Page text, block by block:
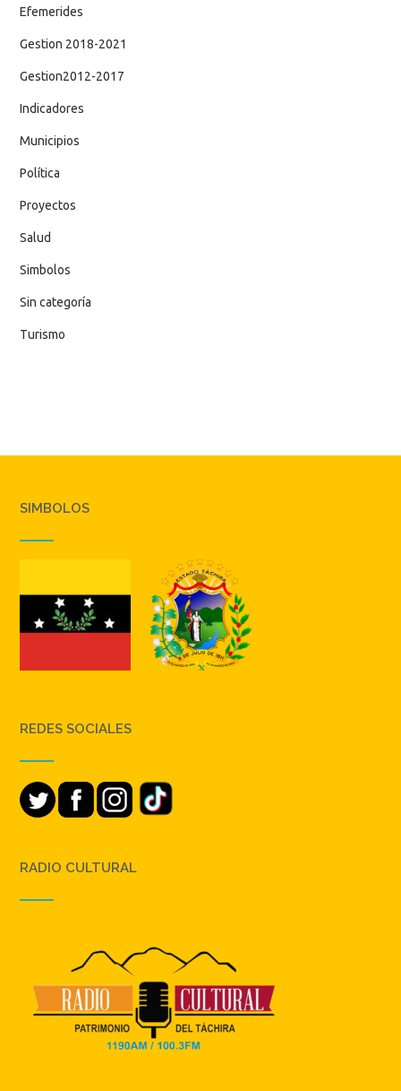
Efemerides
Gestion 2018-2021
Gestion2012-2017
Indicadores
Municipios
Política
Proyectos
Salud
Simbolos
Sin categoría
Turismo
SIMBOLOS
REDES SOCIALES
RADIO CULTURAL